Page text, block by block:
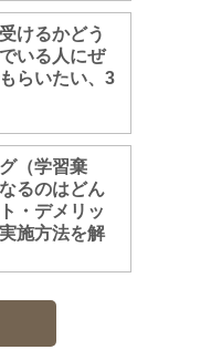
けるかどう
いる人にぜ
らいたい、3
（学習棄
るのはどん
・デメリッ
施方法を解